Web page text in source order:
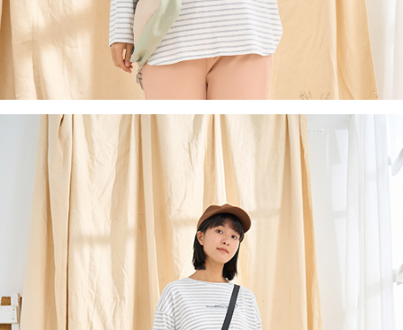
４．使用「AFTEE先享後付」時，將依據個別帳號之用戶狀況，依本公司即
時審查核予不同之上限額度；若仍有額度不足之情形，本公司將視審查結果
請求用戶進行身份認證。
５．嚴禁一人註冊多個帳號或使用他人資訊註冊。若發現惡意使用之情形，
恩沛科技股份有限公司將有權停止該用戶之使用額度並採取法律行動。